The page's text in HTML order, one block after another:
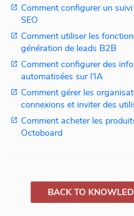
Comment configurer un
SEO
Comment utiliser les
génération de leads B2B
Comment configurer des
automatisées sur l'IA
Comment gérer les
connexions et inviter des
Comment acheter les
Octoboard
BACK TO